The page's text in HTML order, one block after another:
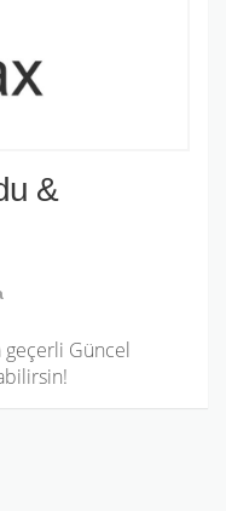
&
geçerli Güncel